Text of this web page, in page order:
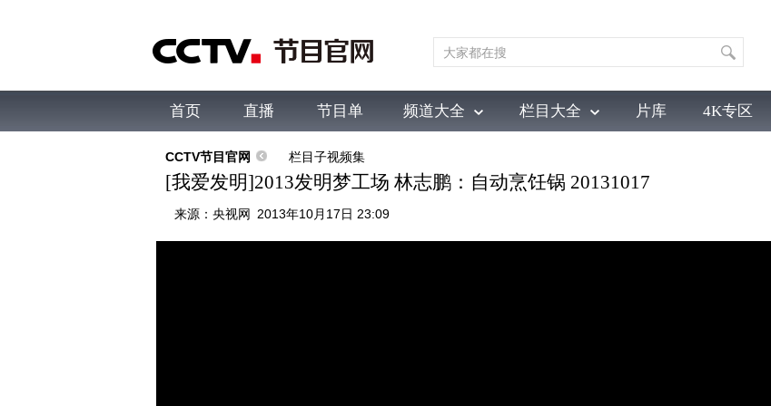
首页 直播 节目单 频道大全 栏目大全
综合 新闻 财经 综艺 中文国际
片库 4K专区
CCTV节目官网 栏目子视频集
[我爱发明]2013发明梦工场 林志鹏：自动烹饪锅 20131017
来源： 央视网 2013年10月17日 23:09